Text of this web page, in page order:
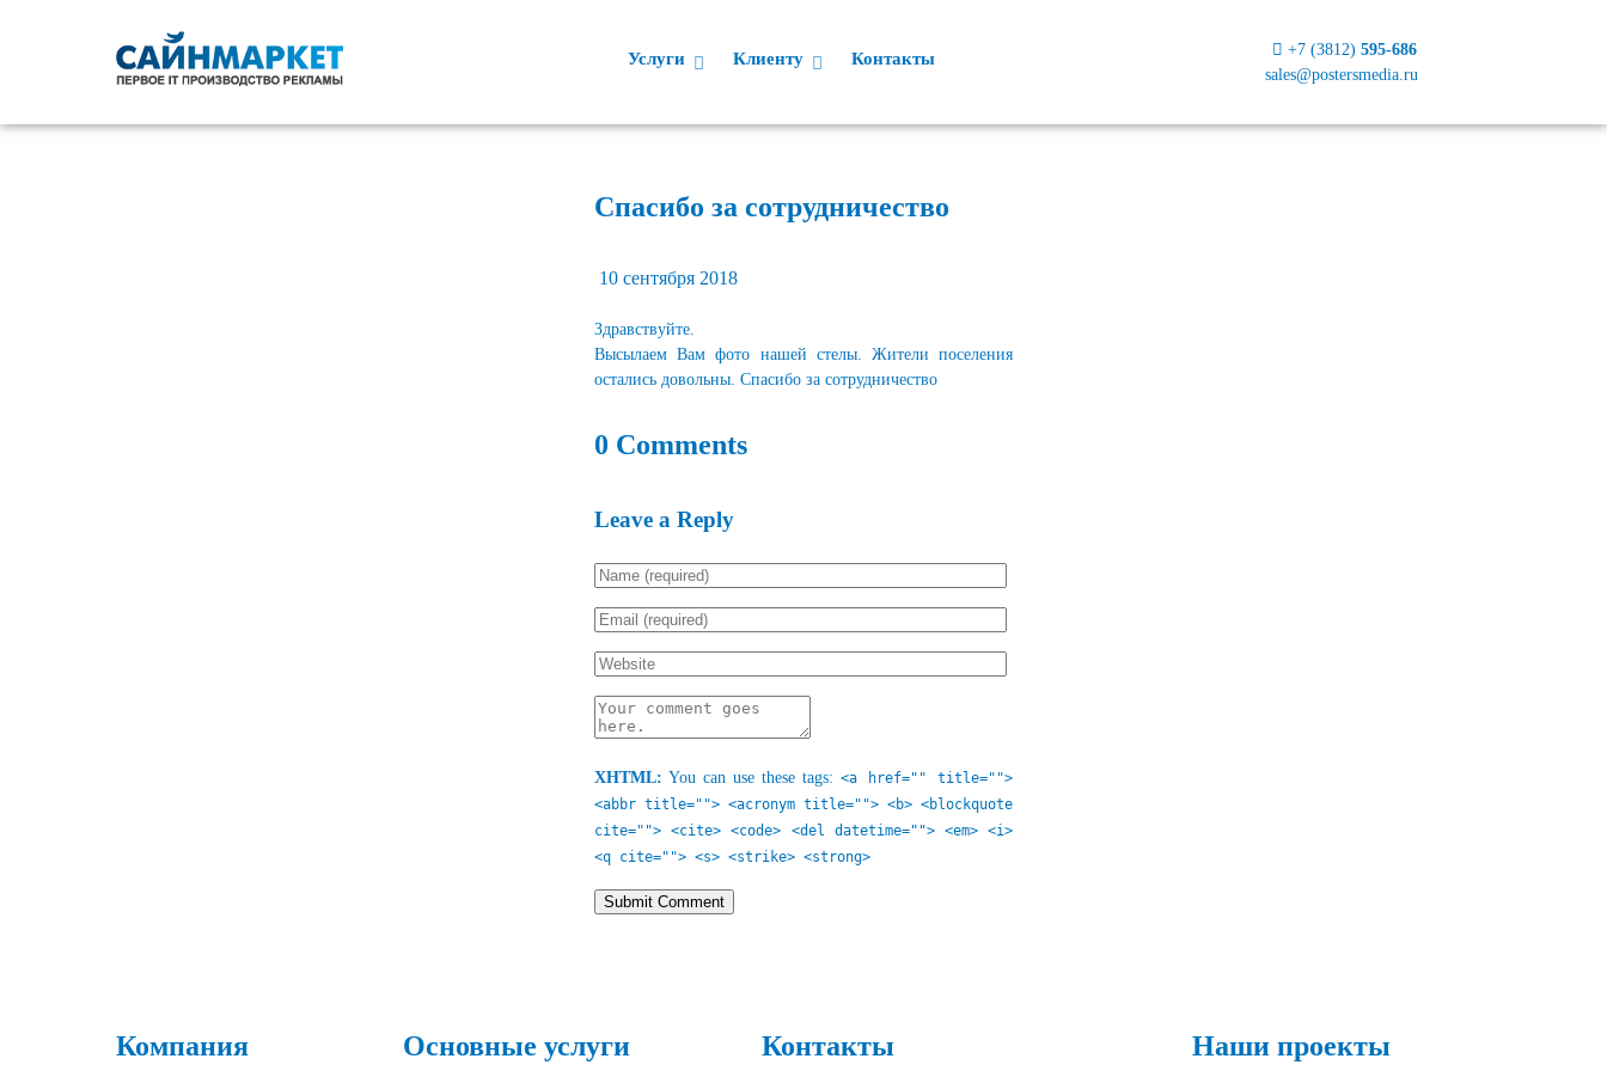
Услуги Клиенту Контакты +7 (3812)595-686
sales@postersmedia.ru
Спасибо за сотрудничество
10 сентября 2018
Здравствуйте.
Высылаем Вам фото нашей стелы. Жители поселения
остались довольны. Спасибо за сотрудничество
0 Comments
Leave a Reply
XHTML: You can use these tags: <a href="" title="">
<abbr title=""> <acronym title=""> <b> <blockquote
cite=""> <cite> <code> <del datetime=""> <em> <i>
<q cite=""> <s> <strike> <strong>
Компания Основные услуги Контакты Наши проекты